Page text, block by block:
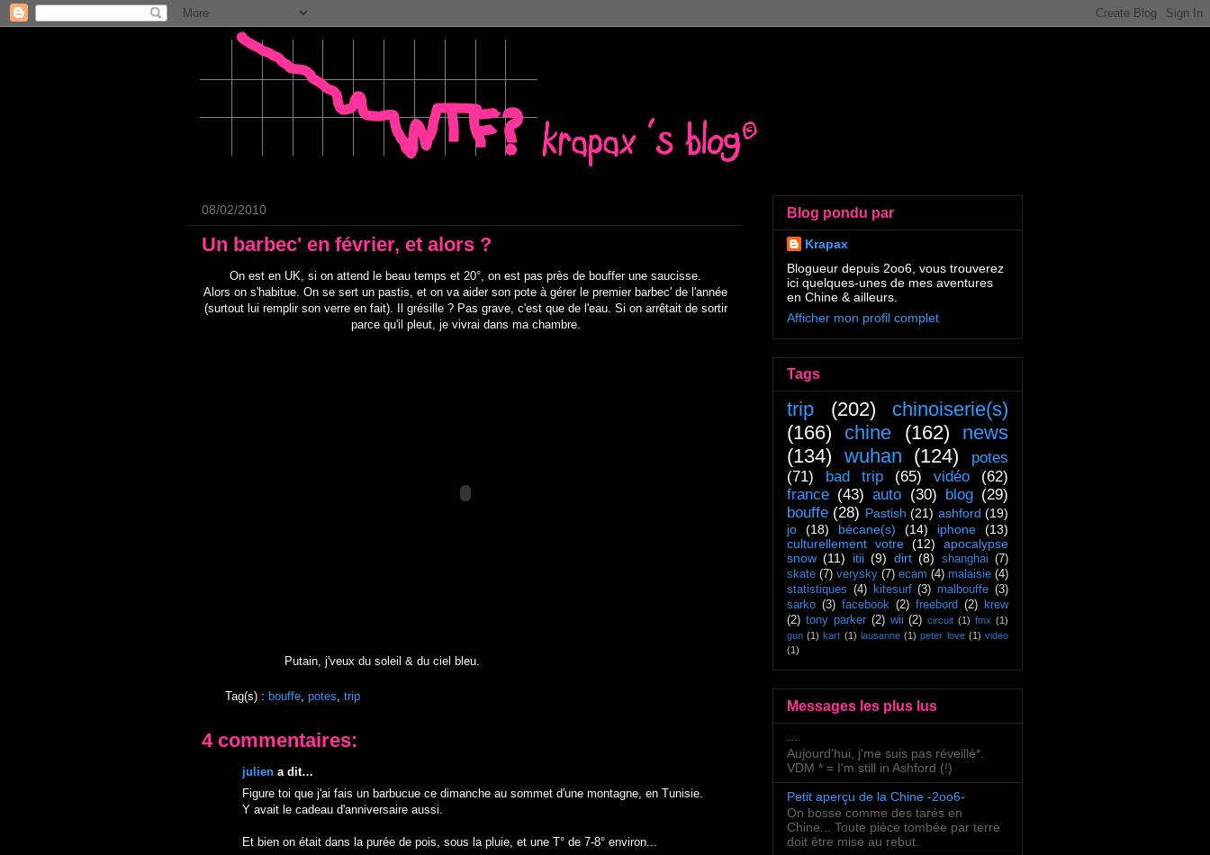
08/02/2010
Un barbec' en février, et alors ?
On est en UK, si on attend le beau temps et 20°, on est pas près de bouffer une saucisse.
Alors on s'habitue. On se sert un pastis, et on va aider son pote à gérer le premier barbec' de l'année
(surtout lui remplir son verre en fait). Il grésille ? Pas grave, c'est que de l'eau. Si on arrêtait de sortir
parce qu'il pleut, je vivrai dans ma chambre.
Putain, j'veux du soleil & du ciel bleu.
Tag(s) : bouffe potes trip
4 commentaires:
julien a dit…
Figure toi que j'ai fais un barbucue ce dimanche au sommet d'une montagne, en Tunisie.
Y avait le cadeau d'anniversaire aussi.
Et bien on était dans la purée de pois, sous la pluie, et une T° de 7-8° environ...
Blog pondu par
Krapax
Blogueur depuis 2oo6, vous trouverez
ici quelques-unes de mes aventures
en Chine & ailleurs.
Afficher mon profil complet
Tags
trip (202)
chinoiserie(s)
(166)
chine (162)
news
(134) wuhan (124)
potes
(71)
bad trip (65) vidéo
(62)
france (43) auto (30) blog (29)
bouffe (28) Pastish (21) ashford (19)
jo
(18) bécane(s) (14) iphone
(13)
culturellement votre (12)
apocalypse
snow (11) itii (9) dirt (8) shanghai (7)
skate (7) verysky (7) ecam (4) malaisie (4)
statistiques (4) kitesurf (3) malbouffe (3)
sarko (3) facebook (2) freebord (2)
krew
(2) tony parker (2) wii (2) circuit (1) fmx (1)
gun (1) kart (1) lausanne (1) peter love (1) video
(1)
Messages les plus lus
Aujourd'hui, j'me suis pas réveillé*.
VDM * = I'm still in Ashford (!)
Petit aperçu de la Chine -2oo6-
On bosse comme des tarés en
Chine... Toute pièce tombée par terre
doit être mise au rebut.